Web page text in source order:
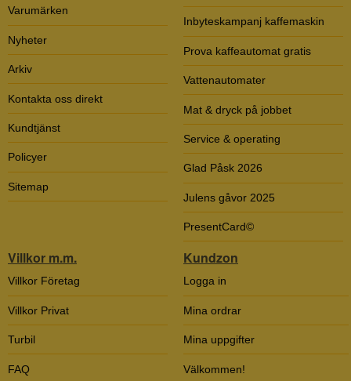
Varumärken
Nyheter
Arkiv
Kontakta oss direkt
Kundtjänst
Policyer
Sitemap
Inbyteskampanj kaffemaskin
Prova kaffeautomat gratis
Vattenautomater
Mat & dryck på jobbet
Service & operating
Glad Påsk 2026
Julens gåvor 2025
PresentCard©
Villkor m.m.
Villkor Företag
Villkor Privat
Turbil
FAQ
Kundzon
Logga in
Mina ordrar
Mina uppgifter
Välkommen!